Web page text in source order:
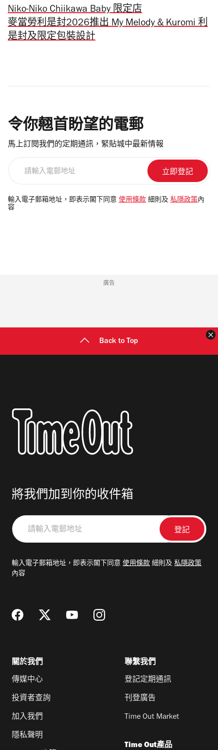
Niko-Niko Chiikawa Baby 限定店
麥當勞利是封2026推出 My Melody & Kuromi 利
是封及限定包裝設計
令你翹首盼望的電郵
馬上訂閱我們的定期通訊，緊貼城中最新情報
電
郵
輸入電子郵箱地址，即表示閣下同意 使用條款 細則及 私隱政策 內
容
廣告
Back to Top
將我們加到你的收件箱
請
輸
郵
輸入電子郵箱地址，即表示閣下同意 使用條款 細則及 私隱政策
內容
關於我們
傳媒中心
投資者查詢
加入我們
隱私聲明
聯繫我們
登記定期通訊
刊登廣告
Time Out Market
Time Out產品